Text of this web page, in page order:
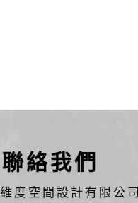
聯絡我們
維度空間設計有限公司